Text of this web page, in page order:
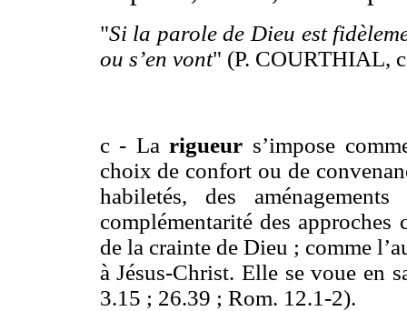
"Si la parole de Dieu est
ou s’en vont" (P. COURTHIAL,
c - Larigueur s’impose
choix de confort ou de
habiletés, des
complémentarité des
de la crainte de Dieu ; comme
à Jésus-Christ. Elle se voue en
3.15 ; 26.39 ; Rom. 12.1-2).